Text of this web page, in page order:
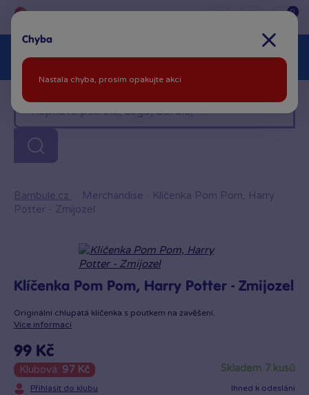
0
Akční ceny % Novinky
Venkovní hračky Znáte z TV
LEGO®
Baby Značky
Další kategorie
Bambule.cz · Merchandise · Klíčenka Pom Pom, Harry
Potter - Zmijozel
Klíčenka Pom Pom, Harry Potter - Zmijozel
Originální chlupatá klíčenka s poutkem na zavěšení.
Více informací
99 Kč
Klubová: 97 Kč
Přihlásit do klubu
skladem 7 kusů
Ihned k odeslání
Chyba
Nastala chyba, prosím opakujte akci